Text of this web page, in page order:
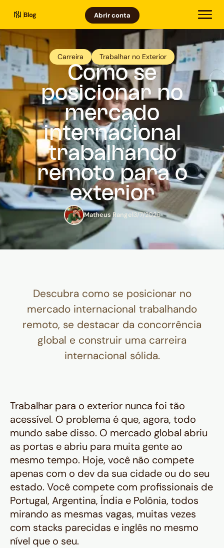
Blog Abrir conta
Carreira Trabalhar no Exterior
Como se
posicionar no
mercado
internacional
trabalhando
remoto para o
exterior
Matheus Rangel3/7/2026
Descubra como se posicionar no
mercado internacional trabalhando
remoto, se destacar da concorrência
global e construir uma carreira
internacional sólida.
Trabalhar para o exterior nunca foi tão
acessível. O problema é que, agora, todo
mundo sabe disso. O mercado global abriu
as portas e abriu para muita gente ao
mesmo tempo. Hoje, você não compete
apenas com o dev da sua cidade ou do seu
estado. Você compete com profissionais de
Portugal, Argentina, Índia e Polônia, todos
mirando as mesmas vagas, muitas vezes
com stacks parecidas e inglês no mesmo
nível que o seu.